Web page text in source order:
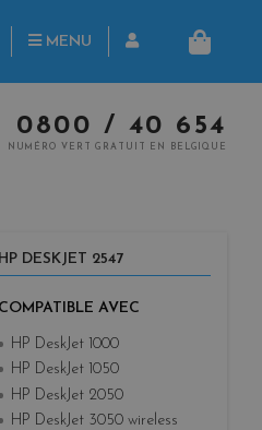
MENU
PANIER
0800 / 40 654
NUMÉRO VERT GRATUIT EN BELGIQUE
HP DESKJET 2547
COMPATIBLE AVEC
HP DeskJet 1000
HP DeskJet 1050
HP DeskJet 2050
HP DeskJet 3050 wireless